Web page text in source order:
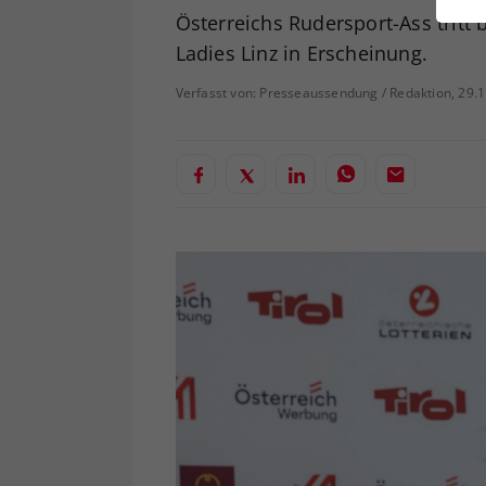
Österreichs Rudersport-Ass tritt
Ladies Linz in Erscheinung.
Verfasst von: Presseaussendung / Redaktion,